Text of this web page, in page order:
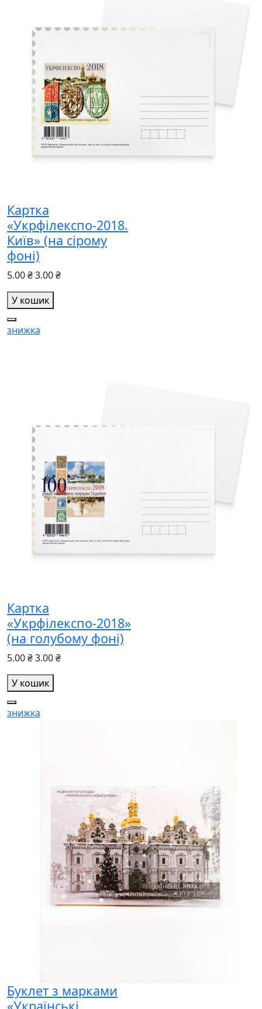
Картка
«Укрфілекспо-2018.
Київ» (на сірому
фоні)
5.00 ₴3.00 ₴
У кошик
знижка
Картка
«Укрфілекспо-2018»
(на голубому фоні)
5.00 ₴3.00 ₴
У кошик
знижка
Буклет з марками